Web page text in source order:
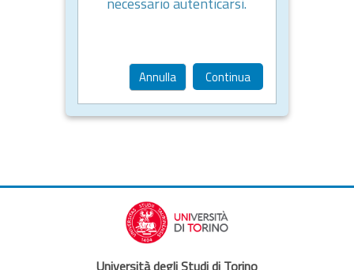
Annulla Continua
Università degli Studi di Torino